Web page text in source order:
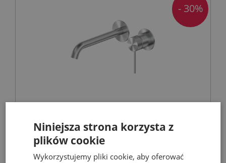
podtynkowa stal nierdzewna
Baterie umywalkowe
- 30%
Niniejsza strona korzysta z
plików cookie
Wykorzystujemy pliki cookie, aby oferować